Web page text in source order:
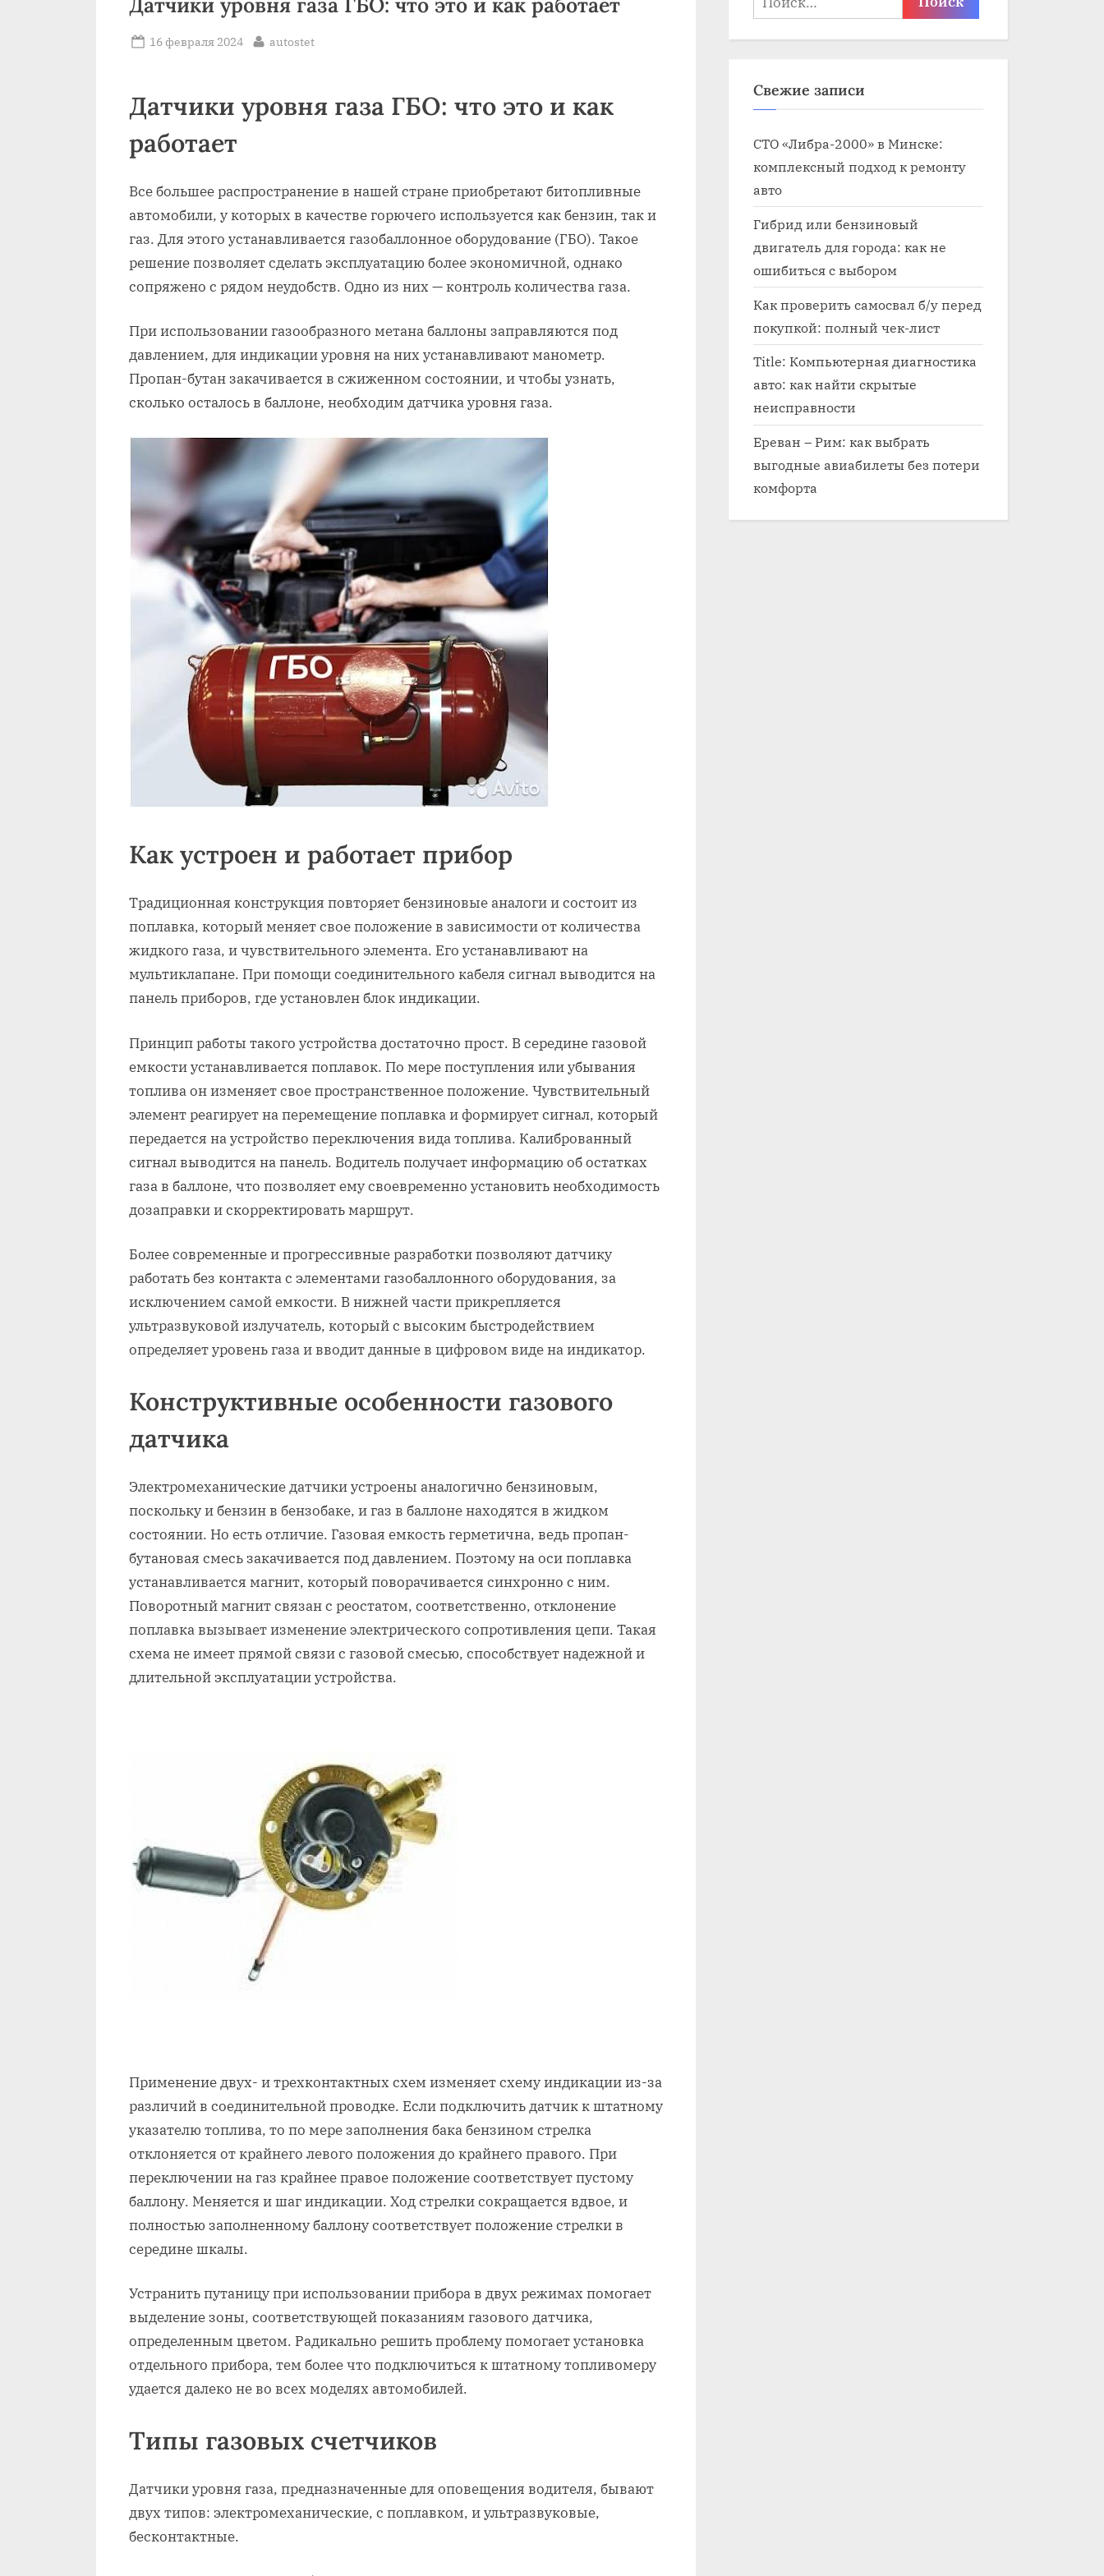
Posted
16 февраля 2024 By
autostet
Датчики уровня газа ГБО: что это и как
работает
Все большее распространение в нашей стране приобретают битопливные
автомобили, у которых в качестве горючего используется как бензин, так и
газ. Для этого устанавливается газобаллонное оборудование (ГБО). Такое
решение позволяет сделать эксплуатацию более экономичной, однако
сопряжено с рядом неудобств. Одно из них — контроль количества газа.
При использовании газообразного метана баллоны заправляются под
давлением, для индикации уровня на них устанавливают манометр.
Пропан-бутан закачивается в сжиженном состоянии, и чтобы узнать,
сколько осталось в баллоне, необходим датчика уровня газа.
Как устроен и работает прибор
Традиционная конструкция повторяет бензиновые аналоги и состоит из
поплавка, который меняет свое положение в зависимости от количества
жидкого газа, и чувствительного элемента. Его устанавливают на
мультиклапане. При помощи соединительного кабеля сигнал выводится на
панель приборов, где установлен блок индикации.
Принцип работы такого устройства достаточно прост. В середине газовой
емкости устанавливается поплавок. По мере поступления или убывания
топлива он изменяет свое пространственное положение. Чувствительный
элемент реагирует на перемещение поплавка и формирует сигнал, который
передается на устройство переключения вида топлива. Калиброванный
сигнал выводится на панель. Водитель получает информацию об остатках
газа в баллоне, что позволяет ему своевременно установить необходимость
дозаправки и скорректировать маршрут.
Более современные и прогрессивные разработки позволяют датчику
работать без контакта с элементами газобаллонного оборудования, за
исключением самой емкости. В нижней части прикрепляется
ультразвуковой излучатель, который с высоким быстродействием
определяет уровень газа и вводит данные в цифровом виде на индикатор.
Конструктивные особенности газового
датчика
Электромеханические датчики устроены аналогично бензиновым,
поскольку и бензин в бензобаке, и газ в баллоне находятся в жидком
состоянии. Но есть отличие. Газовая емкость герметична, ведь пропан-
бутановая смесь закачивается под давлением. Поэтому на оси поплавка
устанавливается магнит, который поворачивается синхронно с ним.
Поворотный магнит связан с реостатом, соответственно, отклонение
поплавка вызывает изменение электрического сопротивления цепи. Такая
схема не имеет прямой связи с газовой смесью, способствует надежной и
длительной эксплуатации устройства.
Применение двух- и трехконтактных схем изменяет схему индикации из-за
различий в соединительной проводке. Если подключить датчик к штатному
указателю топлива, то по мере заполнения бака бензином стрелка
отклоняется от крайнего левого положения до крайнего правого. При
переключении на газ крайнее правое положение соответствует пустому
баллону. Меняется и шаг индикации. Ход стрелки сокращается вдвое, и
полностью заполненному баллону соответствует положение стрелки в
середине шкалы.
Устранить путаницу при использовании прибора в двух режимах помогает
выделение зоны, соответствующей показаниям газового датчика,
определенным цветом. Радикально решить проблему помогает установка
отдельного прибора, тем более что подключиться к штатному топливомеру
удается далеко не во всех моделях автомобилей.
Типы газовых счетчиков
Датчики уровня газа, предназначенные для оповещения водителя, бывают
двух типов: электромеханические, с поплавком, и ультразвуковые,
бесконтактные.
Свежие записи
СТО «Либра-2000» в Минске:
комплексный подход к ремонту
авто
Гибрид или бензиновый
двигатель для города: как не
ошибиться с выбором
Как проверить самосвал б/у перед
покупкой: полный чек-лист
Title: Компьютерная диагностика
авто: как найти скрытые
неисправности
Ереван – Рим: как выбрать
выгодные авиабилеты без потери
комфорта